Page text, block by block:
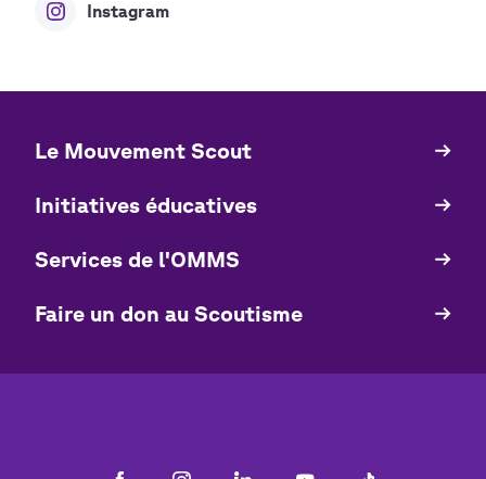
Instagram
Quick
Le Mouvement Scout
Initiatives éducatives
Services de l'OMMS
Faire un don au Scoutisme